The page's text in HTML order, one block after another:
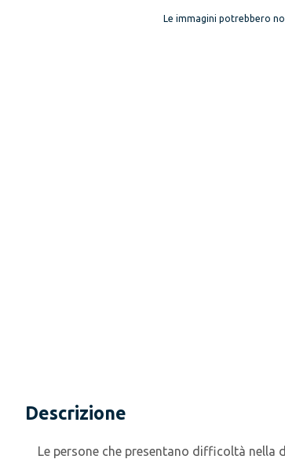
Le immagini potrebbero
Descrizione
Le persone che presentano difficoltà